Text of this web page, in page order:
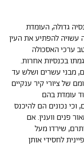
גדולה, העומדת
עשויה להפתיע את העין
ערכי האסכולה
בכנסיות אחרות.
מבני עשרים ושלש עד
של ציורי קיר ענקיים
עומדת בהם
נכונים הם להיכנס
פנים ווענין. אם
שירדו מעל
לחסידי אותן